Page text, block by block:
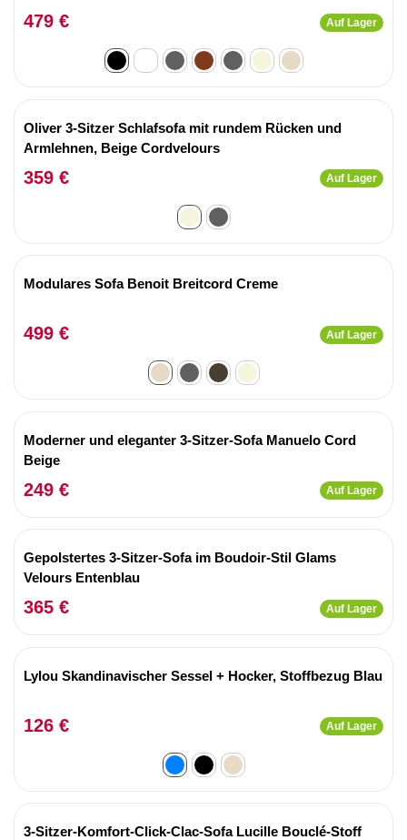
479 € Auf Lager
Oliver 3-Sitzer Schlafsofa mit rundem Rücken und
Armlehnen, Beige Cordvelours
359 € Auf Lager
Modulares Sofa Benoit Breitcord Creme
499 € Auf Lager
Moderner und eleganter 3-Sitzer-Sofa Manuelo Cord
Beige
249 € Auf Lager
Gepolstertes 3-Sitzer-Sofa im Boudoir-Stil Glams
Velours Entenblau
365 € Auf Lager
Lylou Skandinavischer Sessel + Hocker, Stoffbezug Blau
126 € Auf Lager
3-Sitzer-Komfort-Click-Clac-Sofa Lucille Bouclé-Stoff